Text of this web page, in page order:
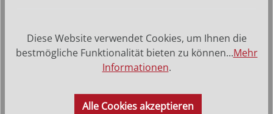
Diese Website verwendet Cookies, um Ihnen die
bestmögliche Funktionalität bieten zu können...Mehr
Informationen.
Alle Cookies akzeptieren